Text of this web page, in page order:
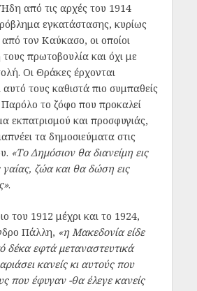
από τις αρχές του 1914
εγκατάστασης, κυρίως
τον Καύκασο, οι οποίοι
πρωτοβουλία και όχι με
Οι Θράκες έρχονται
τους καθιστά πιο συμπαθείς
το ζόφο που προκαλεί
εκπατρισμού και προσφυγιάς,
τα δημοσιεύματα στις
«Το Δημόσιον θα διανείμη εις
ζώα και θα δώση εις
.
του 1912 μέχρι και το 1924,
Πάλλη, «η Μακεδονία είδε
δέκα εφτά μεταναστευτικά
κανείς κι αυτούς που
που έφυγαν -θα έλεγε κανείς